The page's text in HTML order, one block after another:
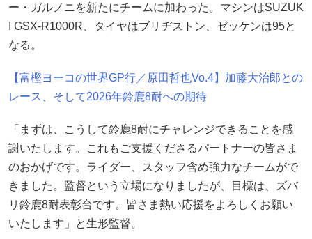
ー・ガルノニを新たにチームに加わった。マシンはSUZUK
I GSX-R1000R、タイヤはブリヂストン、ゼッケンは95と
なる。
【富樫ヨーコの世界GP行／原田哲也Vo.4】加藤大治郎との
レース、そして2026年鈴鹿8耐への期待
「まずは、こうして鈴鹿8耐にチャレンジできることを感
謝いたします。これもご支援くださるパートナーの皆さま
のおかげです。ライダー、スタッフ含め強力なチームがで
きました。監督という立場になりましたが、目標は、ズバ
リ鈴鹿8耐表彰台です。皆さま熱い応援をよろしくお願い
いたします」と生形監督。